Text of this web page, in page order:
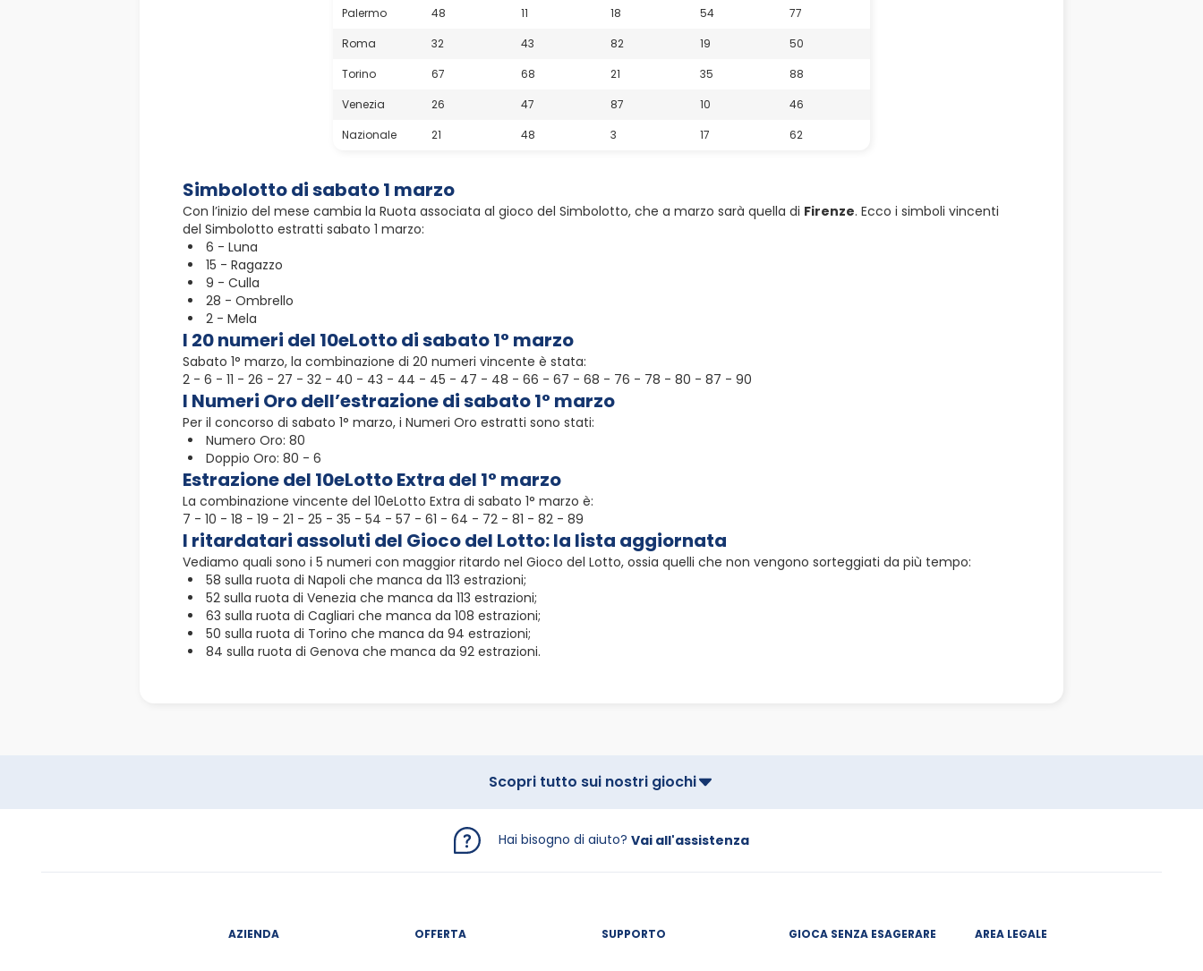
Palermo
48 11 18 54
77
Roma
32 43 82 19
50
Torino
67 68 21 35
88
Venezia
26 47 87 10
46
Nazionale
21 48 3 17 62
Simbolotto di sabato 1 marzo
Con l’inizio del mese cambia la Ruota associata al gioco del Simbolotto, che a marzo sarà quella di Firenze. Ecco i simboli vincenti
del Simbolotto estratti sabato 1 marzo:
6 - Luna
15 - Ragazzo
9 - Culla
28 - Ombrello
2 - Mela
I 20 numeri del 10eLotto di sabato 1° marzo
Sabato 1° marzo, la combinazione di 20 numeri vincente è stata:
2 - 6 - 11 - 26 - 27 - 32 - 40 - 43 - 44 - 45 - 47 - 48 - 66 - 67 - 68 - 76 - 78 - 80 - 87 - 90
I Numeri Oro dell’estrazione di sabato 1° marzo
Per il concorso di sabato 1° marzo, i Numeri Oro estratti sono stati:
Numero Oro: 80
Doppio Oro: 80 - 6
Estrazione del 10eLotto Extra del 1° marzo
La combinazione vincente del 10eLotto Extra di sabato 1° marzo è:
7 - 10 - 18 - 19 - 21 - 25 - 35 - 54 - 57 - 61 - 64 - 72 - 81 - 82 - 89
I ritardatari assoluti del Gioco del Lotto: la lista aggiornata
Vediamo quali sono i 5 numeri con maggior ritardo nel Gioco del Lotto, ossia quelli che non vengono sorteggiati da più tempo:
58 sulla ruota di Napoli che manca da 113 estrazioni;
52 sulla ruota di Venezia che manca da 113 estrazioni;
63 sulla ruota di Cagliari che manca da 108 estrazioni;
50 sulla ruota di Torino che manca da 94 estrazioni;
84 sulla ruota di Genova che manca da 92 estrazioni.
Scopri tutto sui nostri giochi
Hai bisogno di aiuto? Vai all'assistenza
AZIENDA OFFERTA SUPPORTO GIOCA SENZA ESAGERARE AREA LEGALE